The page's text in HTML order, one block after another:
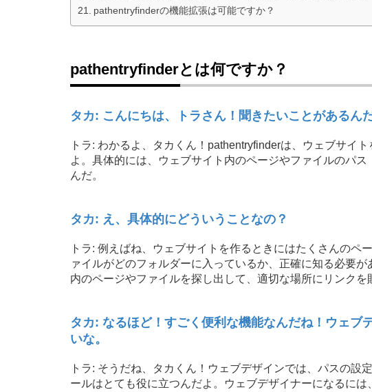
pathentryfinderの機能拡張は可能ですか？
pathentryfinderとは何ですか？
タカ: こんにちは、トラさん！聞きたいことがある
トラ: わかるよ、タカくん！pathentryfinderは、ウェブサイ
よ。具体的には、ウェブサイト内のページやファイルのパ
んだ。
タカ: え、具体的にどういうことなの？
トラ: 例えばね、ウェブサイトを作るときにはたくさんのペ
ァイルがどのフォルダーに入っているか、正確に知る必要
内のページやファイルを探し出して、適切な場所にリンクを
タカ: なるほど！すごく便利な機能なんだね！ウェブ
いな。
トラ: そうだね、タカくん！ウェブデザインでは、パスの設
ールはとても役に立つんだよ。ウェブデザイナーになるに